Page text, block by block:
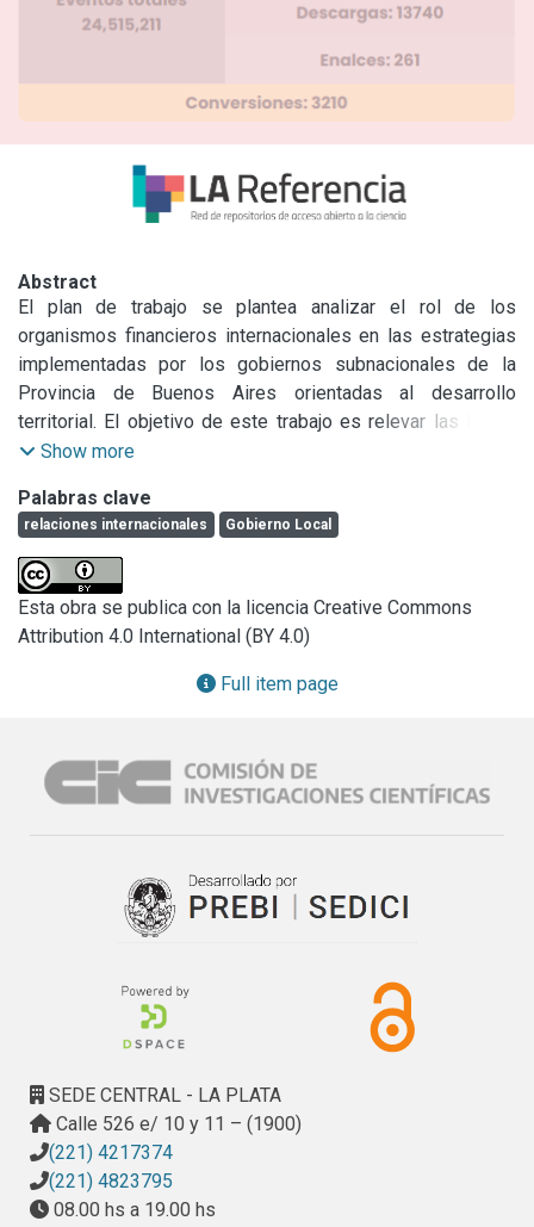
Abstract
El plan de trabajo se plantea analizar el rol de los
organismos financieros internacionales en las estrategias
implementadas por los gobiernos subnacionales de la
Provincia de Buenos Aires orientadas al desarrollo
territorial. El objetivo de este trabajo es relevar las líneas
de financiamiento negociadas por el gobierno argentino con
y detectar los préstamos destinados a ser ejecutados por
gobiernos subnacionales.
Show more
Palabras clave
relaciones internacionales Gobierno Local
Esta obra se publica con la licencia Creative Commons
Attribution 4.0 International (BY 4.0)
Full item page
SEDE CENTRAL - LA PLATA
Calle 526 e/ 10 y 11 – (1900)
(221) 4217374
(221) 4823795
08.00 hs a 19.00 hs